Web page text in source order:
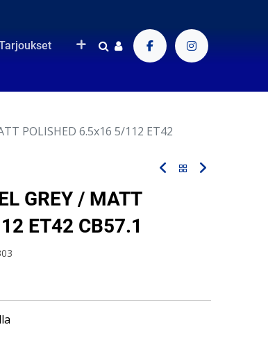
POLISHED 6.5x16 5/112 ET42
GREY / MATT
ET42 CB57.1